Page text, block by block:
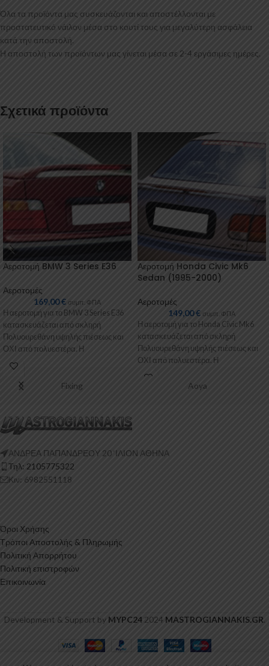
Όλα τα προϊόντα μας συσκευάζονται και αποστέλλονται με
προστατευτικό νάιλον μέσα στο κουτί τους για μεγαλύτερη ασφάλεια
κατά την αποστολή.
Η αποστολή των προϊόντων μας γίνεται μέσα σε 2-4 εργάσιμες ημέρες.
Σχετικά προϊόντα
Αεροτομή BMW 3 Series E36
Αεροτομές
169,00€ συμπ. ΦΠΑ
Η αεροτομή για το BMW 3 Series E36
κατασκευάζεται από σκληρή
Πολυουρεθάνη υψηλής πιέσεως και
ΟΧΙ από πολυεστέρα. Η
Πολυουρεθάνη
Αεροτομή Honda Civic Mk6
Sedan (1995-2000)
Αεροτομές
149,00€ συμπ. ΦΠΑ
Η αεροτομή για το Honda Civic Mk6
κατασκευάζεται από σκληρή
Πολυουρεθάνη υψηλής πιέσεως και
ΟΧΙ από πολυεστέρα. Η
Πολυουρεθάνη είναι
Fixing Aoya
ΑΝΔΡΕΑ ΠΑΠΑΝΔΡΕΟΥ 20 ‘ΙΛΙΟΝ ΑΘΗΝΑ
Τηλ: 2105775322
Κιν: 6982551118
Όροι Χρήσης
Τρόποι Αποστολής & Πληρωμής
Πολιτική Απορρήτου
Πολιτική επιστροφών
Επικοινωνία
Development & Support by MYPC242024 MASTROGIANNAKIS.GR.